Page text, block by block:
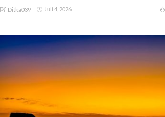
Ditka039 Juli 4, 2026